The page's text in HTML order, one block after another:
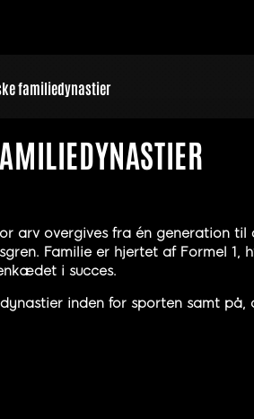
familiedynastier
arv overgives fra én generation til
Familie er hjertet af Formel 1,
i succes.
inden for sporten samt på,